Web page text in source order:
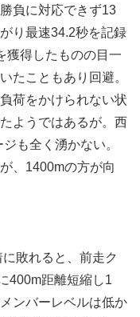
負に対応できず13
り最速34.2秒を記録
獲得したものの目一
たこともあり回避。
荷をかけられない状
ようではあるが。西
も全く湧かない。
、1400mの方が向
敗れると、前走ク
400m距離短縮し1
ンバーレベルは低か